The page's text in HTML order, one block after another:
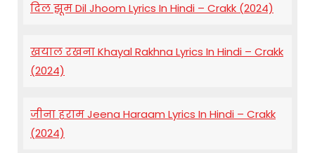
दिल झूम Dil Jhoom Lyrics In Hindi – Crakk (2024)
खयाल रखना Khayal Rakhna Lyrics In Hindi – Crakk
(2024)
जीना हराम Jeena Haraam Lyrics In Hindi – Crakk
(2024)